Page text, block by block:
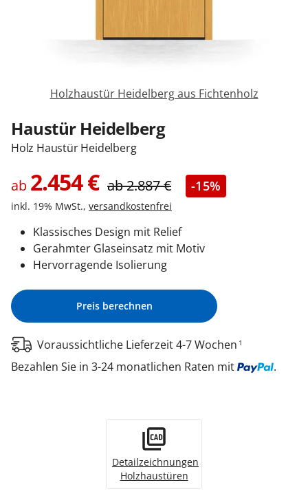
Kontakt / Hilfe
Holzhaustür Heidelberg aus Fichtenholz
Haustür Heidelberg
Holz Haustür Heidelberg
ab 2.454€ ab2.887€ -15%
inkl. 19% MwSt., versandkostenfrei
Klassisches Design mit Relief
Gerahmter Glaseinsatz mit Motiv
Hervorragende Isolierung
Preis berechnen
Voraussichtliche Lieferzeit 4-7 Wochen 1
Bezahlen Sie in 3-24 monatlichen Raten mit .
Detailzeichnungen
Holzhaustüren